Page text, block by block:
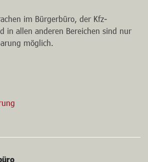
im Bürgerbüro, der Kfz-